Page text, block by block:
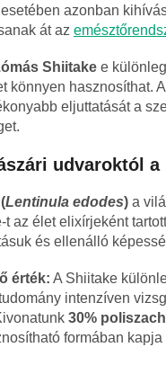
azonban
át az
Shiitake e
könnyen hasznosíthat.
eljuttatását a
udvaroktól
Lentinula edodes) a
t az élet elixírjeként
és ellenálló
érték: A Shiitake
intenzíven
30%
formában kapja